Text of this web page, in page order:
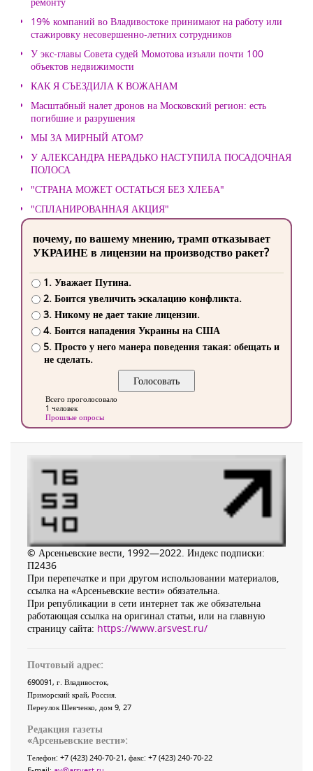
19% компаний во Владивостоке принимают на работу или
стажировку несовершенно-летних сотрудников
У экс-главы Совета судей Момотова изъяли почти 100
объектов недвижимости
КАК Я СЪЕЗДИЛА К ВОЖАНАМ
Масштабный налет дронов на Московский регион: есть
погибшие и разрушения
МЫ ЗА МИРНЫЙ АТОМ?
У АЛЕКСАНДРА НЕРАДЬКО НАСТУПИЛА ПОСАДОЧНАЯ
ПОЛОСА
"СТРАНА МОЖЕТ ОСТАТЬСЯ БЕЗ ХЛЕБА"
"СПЛАНИРОВАННАЯ АКЦИЯ"
почему, по вашему мнению, трамп отказывает
УКРАИНЕ в лицензии на производство ракет?
1. Уважает Путина.
2. Боится увеличить эскалацию конфликта.
3. Никому не дает такие лицензии.
4. Боится нападения Украины на США
5. Просто у него манера поведения такая: обещать и
не сделать.
Всего проголосовало
1 человек
Прошлые опросы
© Арсеньевские вести, 1992—2022. Индекс подписки:
П2436
При перепечатке и при другом использовании материалов,
ссылка на «Арсеньевские вести» обязательна.
При републикации в сети интернет так же обязательна
работающая ссылка на оригинал статьи, или на главную
страницу сайта: https://www.arsvest.ru/
Почтовый адрес:
690091, г. Владивосток,
Приморский край, Россия
Переулок Шевченко, дом 9, 27
Редакция газеты
«Арсеньевские вести»:
Телефон: +7 (423) 240-70-21, факс: +7 (423) 240-70-22